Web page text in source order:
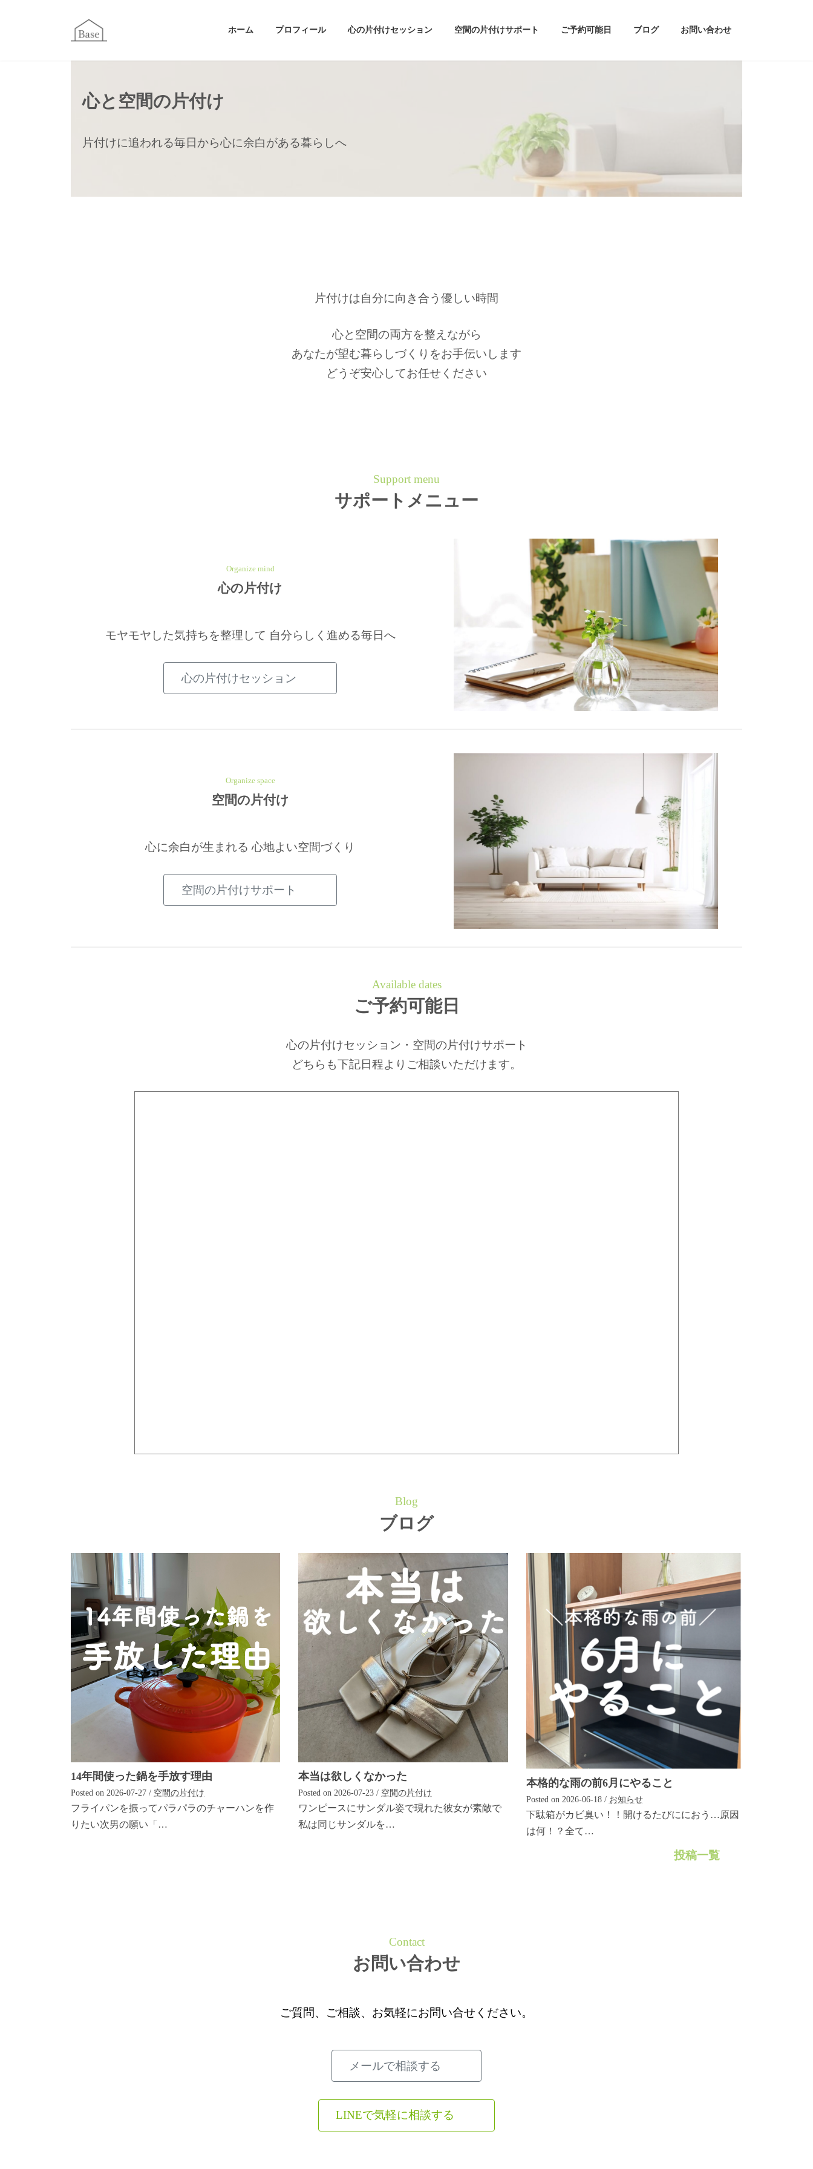
ホーム プロフィール 心の片付けセッション 空間の片付けサポート ご予約可能日 ブログ お問い合わせ
心と空間の片付け
片付けに追われる毎日から心に余白がある暮らしへ
片付けは自分に向き合う優しい時間
心と空間の両方を整えながら
あなたが望む暮らしづくりをお手伝いします
どうぞ安心してお任せください
Support menu
サポートメニュー
Organize mind
心の片付け
モヤモヤした気持ちを整理して 自分らしく進める毎日へ
心の片付けセッション
Organize space
空間の片付け
心に余白が生まれる 心地よい空間づくり
空間の片付けサポート
Available dates
ご予約可能日
心の片付けセッション・空間の片付けサポート
どちらも下記日程よりご相談いただけます。
Blog
ブログ
14年間使った鍋を手放す理由
Posted on 2026-07-27 / 空間の片付け
フライパンを振ってパラパラのチャーハンを作
りたい次男の願い「…
本当は欲しくなかった
Posted on2026-07-23 / 空間の片付け
ワンピースにサンダル姿で現れた彼女が素敵で
私は同じサンダルを…
本格的な雨の前6月にやること
Posted on 2026-06-18/ お知らせ
下駄箱がカビ臭い！！開けるたびににおう…原因
は何！？⁡⁡全て…
投稿一覧
Contact
お問い合わせ
ご質問、ご相談、お気軽にお問い合せください。
メールで相談する
LINEで気軽に相談する